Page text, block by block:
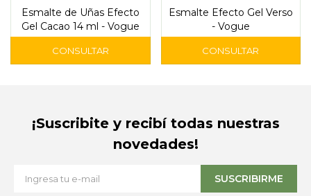
Esmalte de Uñas Efecto
Gel Cacao 14 ml - Vogue
Esmalte Efecto Gel Verso
- Vogue
¡Suscribite y recibí todas nuestras
novedades!
SUSCRIBIRME